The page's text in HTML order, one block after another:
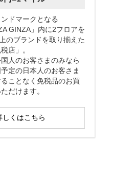
ドマークとなる
GINZA」内に2フロアを
のブランドを取り揃えた
店」。
人のお客さまのみなら
定の日本人のお客さま
ことなく免税品のお買
だけます。
しくはこちら